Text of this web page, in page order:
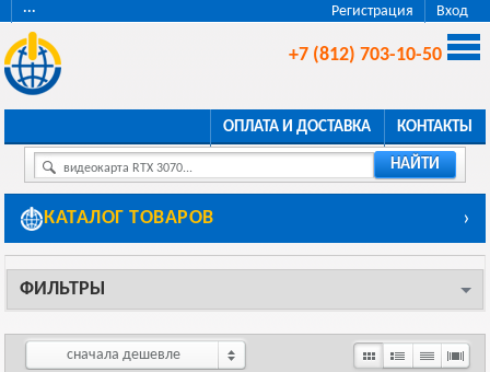
Регистрация Вход
···
+7 (812) 703-10-50
ОПЛАТА И ДОСТАВКА КОНТАКТЫ
видеокарта RTX 3070... НАЙТИ
КАТАЛОГ ТОВАРОВ ›
ФИЛЬТРЫ
сначала дешевле